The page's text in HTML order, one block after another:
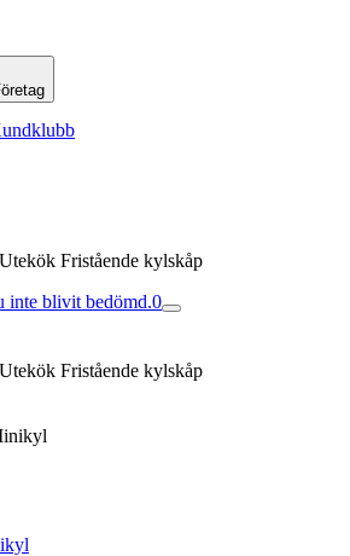
Fristående kylskåp
inte blivit bedömd.0
Fristående kylskåp